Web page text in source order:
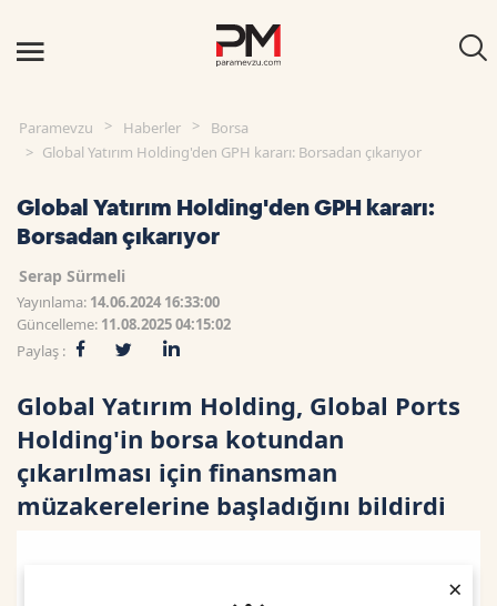
×
Paramevzu Haberler
Borsa
Global Yatırım Holding'den GPH kararı: Borsadan çıkarıyor
Global Yatırım Holding'den GPH kararı:
Borsadan çıkarıyor
Serap Sürmeli
Yayınlama: 14.06.2024 16:33:00
Güncelleme: 11.08.2025 04:15:02
Paylaş :
Global Yatırım Holding, Global Ports
Holding'in borsa kotundan
çıkarılması için finansman
müzakerelerine başladığını bildirdi